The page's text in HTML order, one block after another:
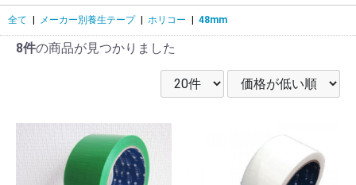
全て メーカー別養生テープ ホリコー 48mm
8件の商品が見つかりました